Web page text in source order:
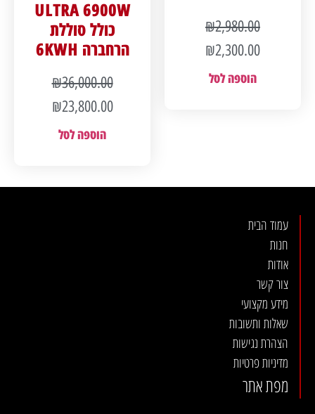
₪2,980.00
₪2,300.00
הוספה לסל
ULTRA 6900W
כולל סוללת
הרחברה 6KWH
₪36,000.00
₪23,800.00
הוספה לסל
עמוד הבית
חנות
אודות
צור קשר
מידע מקצועי
שאלות ותשובות
הצהרת נגישות
מדיניות פרטיות
מפת אתר